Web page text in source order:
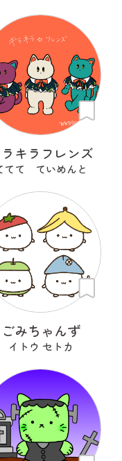
キラフレンズ
てて ていめんと
ごみちゃんず
イトウ セトカ